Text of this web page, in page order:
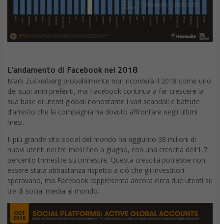
L’andamento di Facebook nel 2018
Mark Zuckerberg probabilmente non ricorderà il 2018 come uno
dei suoi anni preferiti, ma Facebook continua a far crescere la
sua base di utenti globali nonostante i vari scandali e battute
d’arresto che la compagnia ha dovuto affrontare negli ultimi
mesi.
Il più grande sito social del mondo ha aggiunto 38 milioni di
nuovi utenti nei tre mesi fino a giugno, con una crescita dell’1,7
percento trimestre su trimestre. Questa crescita potrebbe non
essere stata abbastanza rispetto a ciò che gli investitori
speravano, ma Facebook rappresenta ancora circa due utenti su
tre di social media al mondo.